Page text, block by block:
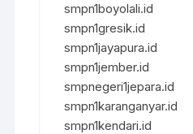
smpn1boyolali.id
smpn1gresik.id
smpn1jayapura.id
smpn1jember.id
smpnegeri1jepara.id
smpn1karanganyar.id
smpn1kendari.id